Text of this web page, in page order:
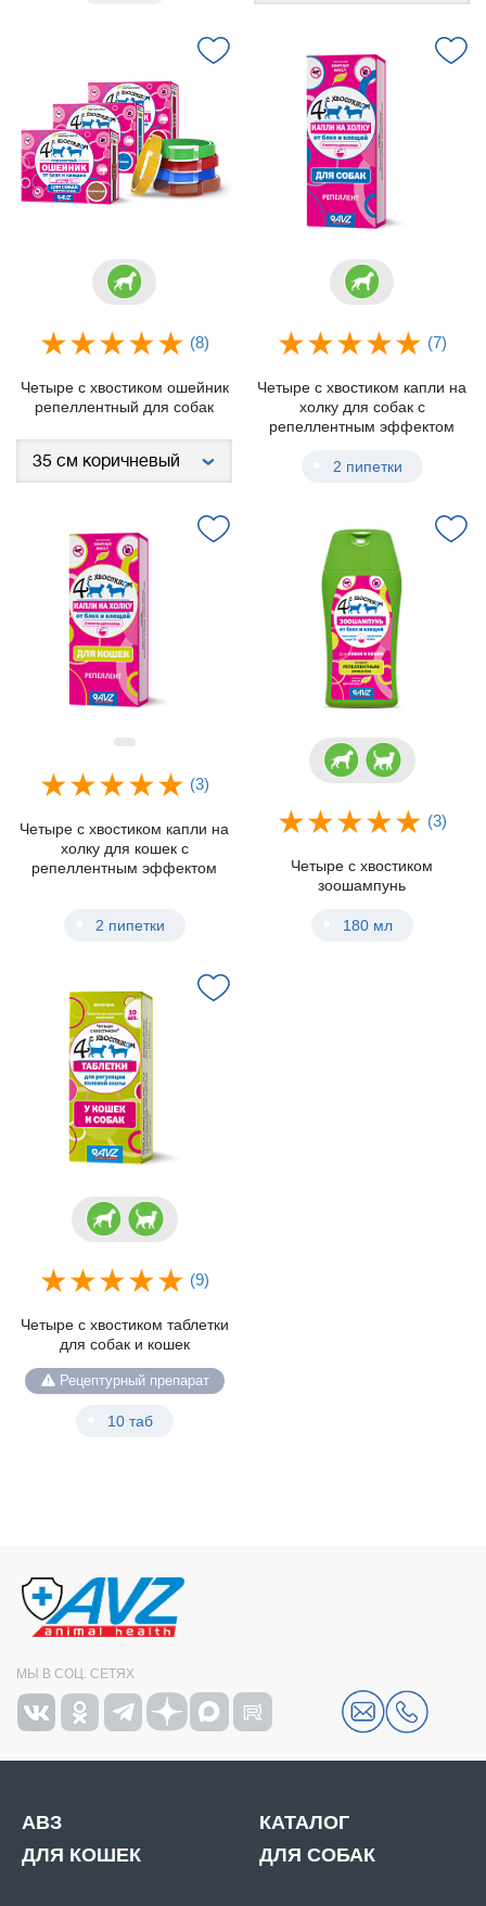
(8)
Четыре с хвостиком ошейник
репеллентный для собак
(7)
Четыре с хвостиком капли на
холку для собак с
репеллентным эффектом
2 пипетки
(3)
Четыре с хвостиком капли на
холку для кошек с
репеллентным эффектом
2 пипетки
(3)
Четыре с хвостиком
зоошампунь
180 мл
(9)
Четыре с хвостиком таблетки
для собак и кошек
Рецептурный препарат
10 таб
МЫ В СОЦ. СЕТЯХ
АВЗ
КАТАЛОГ
ДЛЯ КОШЕК
ДЛЯ СОБАК